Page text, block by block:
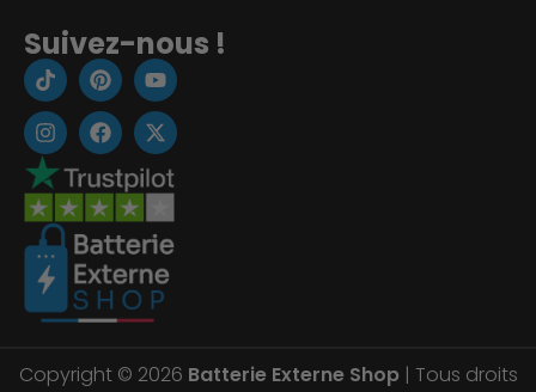
Suivez-nous !
Copyright © 2026 Batterie Externe Shop| Tous droits